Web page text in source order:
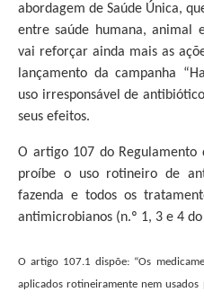
abordagem de Saúde Única,
entre saúde humana, animal
vai reforçar ainda mais as
lançamento da campanha
uso irresponsável de
seus efeitos.
O artigo 107 do Regulamento
proíbe o uso rotineiro de
fazenda e todos os
antimicrobianos (n.º 1, 3 e 4
O artigo 107.1 dispõe: “Os
aplicados rotineiramente nem